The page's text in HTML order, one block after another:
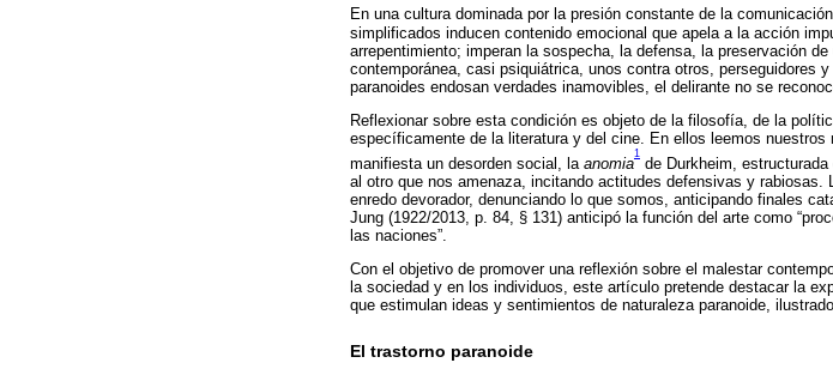
En una cultura dominada por la presión constante de la
simplificados inducen contenido emocional que apela a la acción
arrepentimiento; imperan la sospecha, la defensa, la preservación
contemporánea, casi psiquiátrica, unos contra otros, perseguidores
paranoides endosan verdades inamovibles, el delirante no se
Reflexionar sobre esta condición es objeto de la filosofía, de la
específicamente de la literatura y del cine. En ellos leemos
manifiesta un desorden social, la anomia
1
de Durkheim,
al otro que nos amenaza, incitando actitudes defensivas y
enredo devorador, denunciando lo que somos, anticipando finales
Jung (1922/2013, p. 84, § 131) anticipó la función del arte como
las naciones”.
Con el objetivo de promover una reflexión sobre el malestar
la sociedad y en los individuos, este artículo pretende destacar la
que estimulan ideas y sentimientos de naturaleza paranoide,
El trastorno paranoide